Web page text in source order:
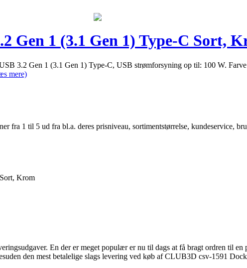
Gen 1 (3.1 Gen 1) Type-C Sort,
3.2 Gen 1 (3.1 Gen 1) Type-C, USB strømforsyning op til: 100 W.
mere)
fra 1 til 5 ud fra bl.a. deres prisniveau, sortimentstørrelse, kundeservice,
Krom
En der er meget populær er nu til dags at få bragt ordren til
den mest betalelige slags levering ved køb af CLUB3D csv-1591